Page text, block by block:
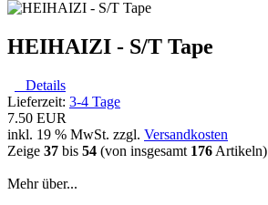
HEIHAIZI - S/T Tape
Details
Lieferzeit: 3-4 Tage
7.50 EUR
inkl. 19 % MwSt. zzgl. Versandkosten
Zeige 37 bis 54 (von insgesamt 176 Artikeln)
Mehr über...